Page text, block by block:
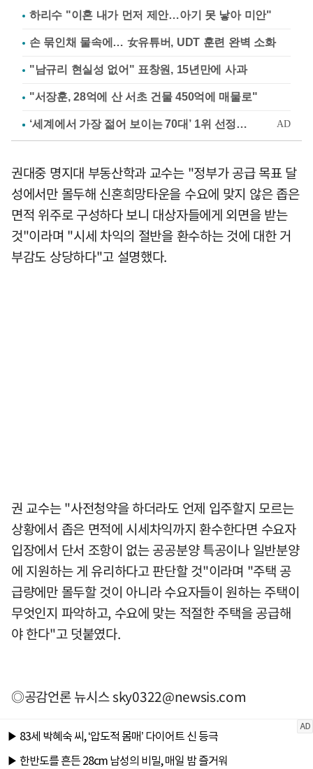
하리수 "이혼 내가 먼저 제안…아기 못 낳아 미안"
손 묶인채 물속에… 女유튜버, UDT 훈련 완벽 소화
"남규리 현실성 없어" 표창원, 15년만에 사과
"서장훈, 28억에 산 서초 건물 450억에 매물로"
권대중 명지대 부동산학과 교수는 "정부가 공급 목표 달
성에서만 몰두해 신혼희망타운을 수요에 맞지 않은 좁은
면적 위주로 구성하다 보니 대상자들에게 외면을 받는
것"이라며 "시세 차익의 절반을 환수하는 것에 대한 거
부감도 상당하다"고 설명했다.
권 교수는 "사전청약을 하더라도 언제 입주할지 모르는
상황에서 좁은 면적에 시세차익까지 환수한다면 수요자
입장에서 단서 조항이 없는 공공분양 특공이나 일반분양
에 지원하는 게 유리하다고 판단할 것"이라며 "주택 공
급량에만 몰두할 것이 아니라 수요자들이 원하는 주택이
무엇인지 파악하고, 수요에 맞는 적절한 주택을 공급해
야 한다"고 덧붙였다.
◎공감언론 뉴시스sky0322@newsis.com